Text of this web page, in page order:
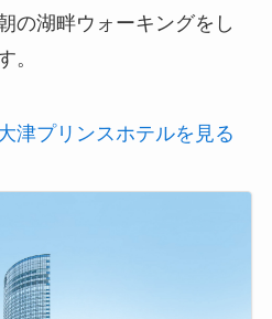
の湖畔ウォーキングをし
。
津プリンスホテルを見る